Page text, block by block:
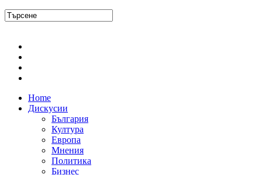
Home
Дискусии
България
Култура
Европа
Мнения
Политика
Бизнес